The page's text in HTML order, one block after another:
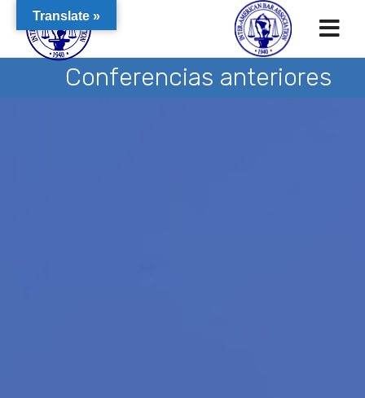
Conferencias anteriores
Translate »